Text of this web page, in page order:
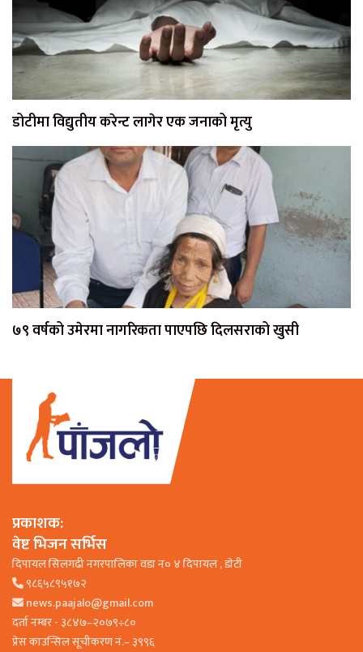
डोटीमा विद्युतीय करेन्ट लागेर एक जनाको मृत्यु
७९ वर्षको उमेरमा नागरिकता पाएपछि दिलसराको खुसी
प्रकाशक:
वेष्ट भिजन सर्भिस
दिपायल सिलगढी नगरपालिका वडा न० ४ दिपायल , डाेटी
९८६५८९५१७२
news.paajalo@gmail.com
दर्ता नम्बर - ३८४७–२०७९÷८०
प्रेस काउन्सिल सूचीकरण नं.– ३९९६